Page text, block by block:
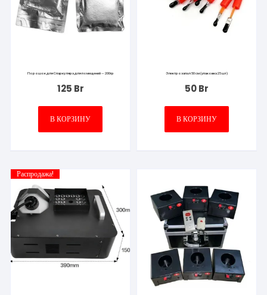
Порошок для Спаркуляра для помещений — 200гр
125 Br
В КОРЗИНУ
Электрозапал 50 см (упаковка 25 шт)
50Br
В КОРЗИНУ
Распродажа!